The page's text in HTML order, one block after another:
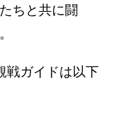
ちと共に闘
戦ガイドは以下